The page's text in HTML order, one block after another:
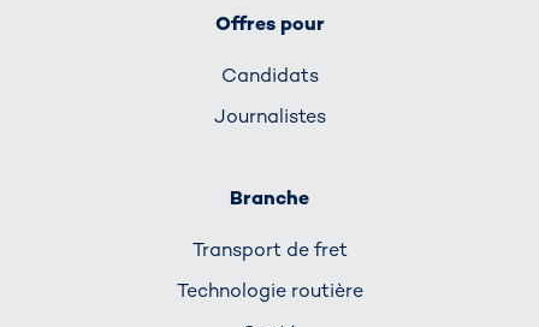
Offres pour
Candidats
Journalistes
Branche
Transport de fret
Technologie routière